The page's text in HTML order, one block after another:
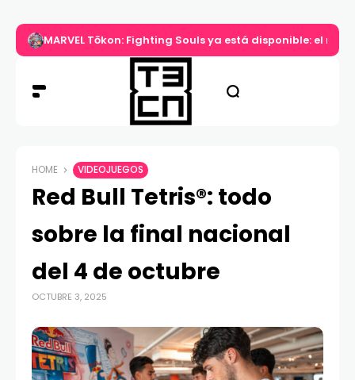
MARVEL Tōkon: Fighting Souls ya está disponible: el
HOME VIDEOJUEGOS
Red Bull Tetris®: todo
sobre la final nacional
del 4 de octubre
OCTUBRE 3, 2025